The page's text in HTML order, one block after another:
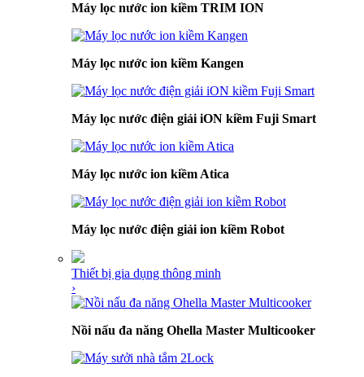
Máy lọc nước ion kiềm TRIM ION
Máy lọc nước ion kiềm Kangen
Máy lọc nước điện giải iON kiềm Fuji Smart
Máy lọc nước ion kiềm Atica
Máy lọc nước điện giải ion kiềm Robot
Thiết bị gia dụng thông minh
›
Nồi nấu đa năng Ohella Master Multicooker